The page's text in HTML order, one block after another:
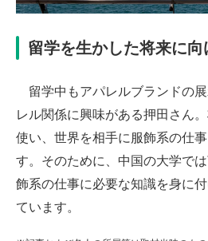
留学を生かした将来に向
留学中もアパレルブランドの
レル関係に興味がある押田さん
使い、世界を相手に服飾系の仕
す。そのために、中国の大学で
飾系の仕事に必要な知識を身に
ています。